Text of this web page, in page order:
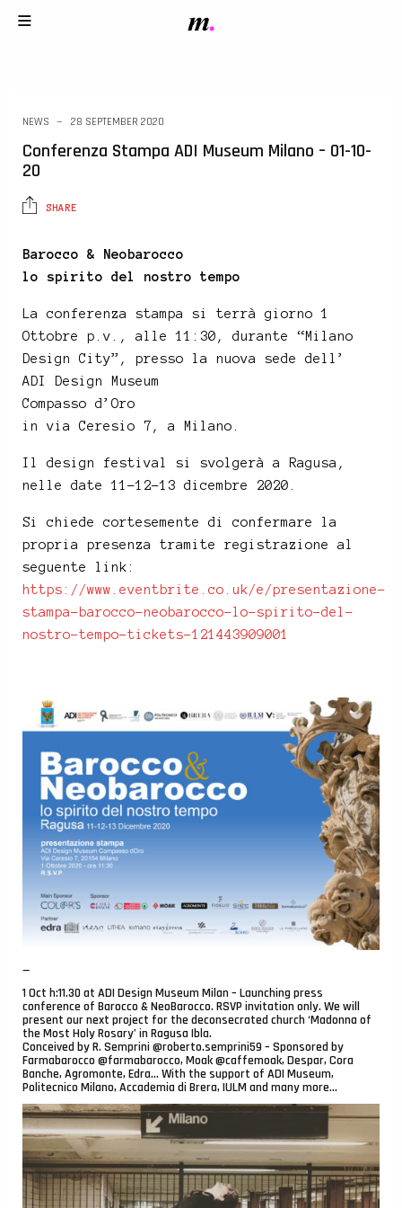
NEWS 28 SEPTEMBER 2020
Conferenza Stampa ADI Museum Milano – 01-10-
20
SHARE
Barocco & Neobarocco
lo spirito del nostro tempo
La conferenza stampa si terrà giorno 1
Ottobre p.v., alle 11:30, durante “Milano
Design City”, presso la nuova sede dell’
ADI Design Museum
Compasso d’Oro
in via Ceresio 7, a Milano.
Il design festival si svolgerà a Ragusa,
nelle date 11-12-13 dicembre 2020.
Si chiede cortesemente di confermare la
propria presenza tramite registrazione al
seguente link:
https://www.eventbrite.co.uk/e/presentazione-
stampa-barocco-neobarocco-lo-spirito-del-
nostro-tempo-tickets-121443909001
—
1 Oct h:11.30 at ADI Design Museum Milan – Launching press
conference of Barocco & NeoBarocco. RSVP invitation only. We will
present our next project for the deconsecrated church ‘Madonna of
the Most Holy Rosary’ in Ragusa Ibla.
Conceived by R. Semprini @roberto.semprini59 – Sponsored by
Farmabarocco @farmabarocco, Moak @caffemoak, Despar, Cora
Banche, Agromonte, Edra… With the support of ADI Museum,
Politecnico Milano, Accademia di Brera, IULM and many more…